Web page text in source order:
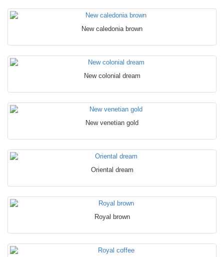
New caledonia brown
New colonial dream
New venetian gold
Oriental dream
Royal brown